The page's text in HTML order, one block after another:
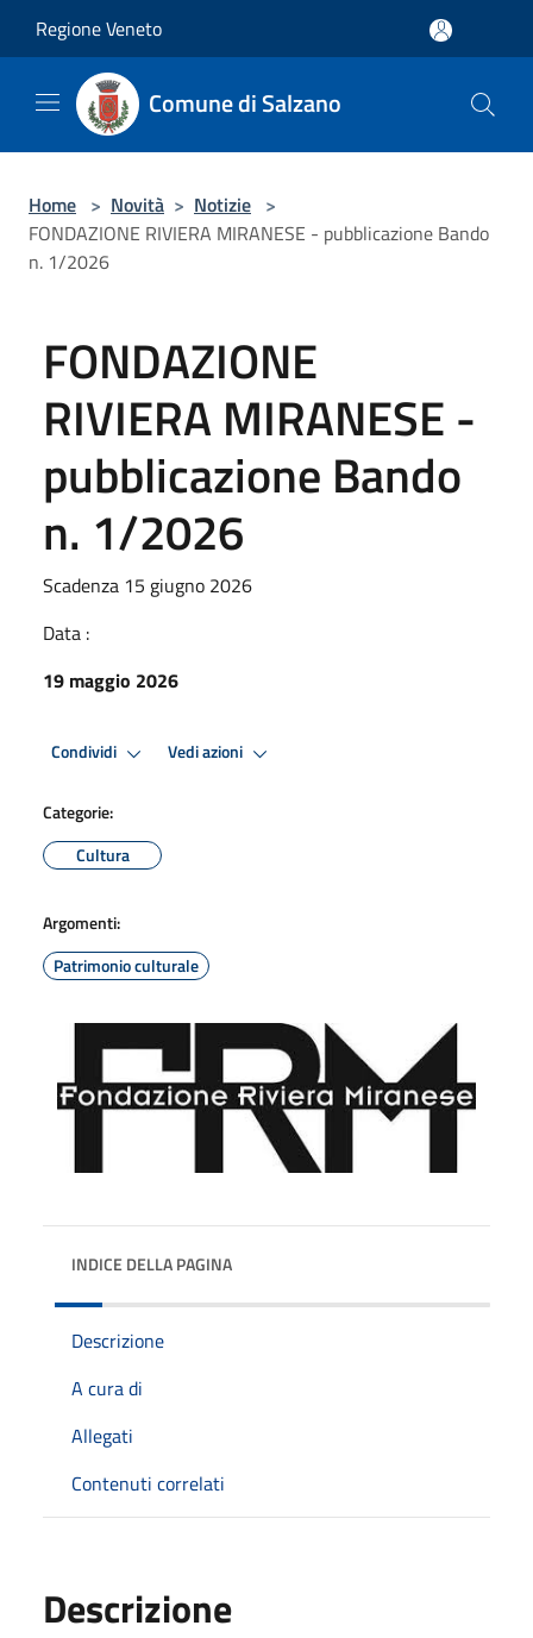
Regione Veneto
Comune di Salzano
Home > Novità > Notizie >
FONDAZIONE RIVIERA MIRANESE - pubblicazione Bando
n. 1/2026
FONDAZIONE
RIVIERA MIRANESE -
pubblicazione Bando
n. 1/2026
Scadenza 15 giugno 2026
Data :
19 maggio 2026
Condividi Vedi azioni
Categorie:
Cultura
Argomenti:
Patrimonio culturale
INDICE DELLA PAGINA
Descrizione
A cura di
Allegati
Contenuti correlati
Descrizione